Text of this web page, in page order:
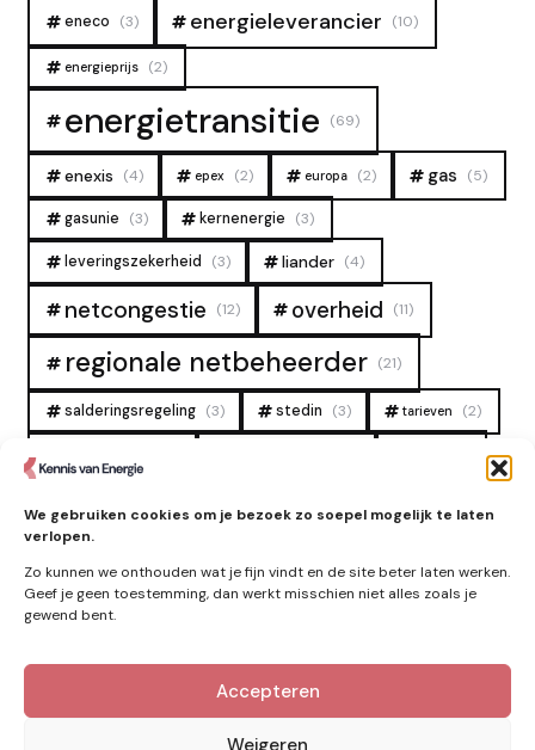
We gebruiken cookies om je bezoek zo soepel mogelijk te laten
verlopen.
Zo kunnen we onthouden wat je fijn vindt en de site beter laten werken.
Geef je geen toestemming, dan werkt misschien niet alles zoals je
gewend bent.
Accepteren
Weigeren
eneco (3) energieleverancier (10)
energieprijs (2)
energietransitie (69)
enexis (4) epex (2) europa (2) gas (5)
gasunie (3) kernenergie (3)
leveringszekerheid (3) liander (4)
netcongestie (12) overheid (11)
regionale netbeheerder (21)
salderingsregeling (3) stedin (3) tarieven (2)
tennet
zonne-energie (9)
Kennis van Energie in je mailbox?
Abonner op nieuwe artikelen.